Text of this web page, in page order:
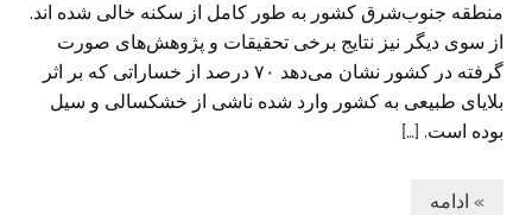
منطقه جنوب‌شرق کشور به طور کامل از سکنه خالی شده اند.
از سوی دیگر نیز نتایج برخی تحقیقات و پژوهش‌های صورت
گرفته در کشور نشان می‌دهد ۷۰ درصد از خساراتی که بر اثر
بلایای طبیعی به کشور وارد شده ناشی از خشکسالی و سیل
بوده است. […]
» ادامه